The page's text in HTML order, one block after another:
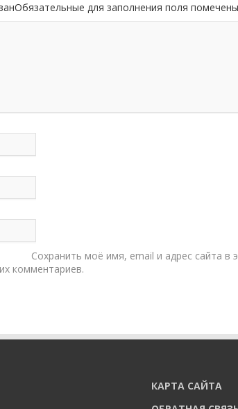
для заполнения поля помечены
Сохранить моё имя, email и адрес сайта в
комментариев.
КАРТА САЙТА